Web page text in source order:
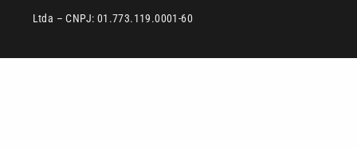
Ltda – CNPJ: 01.773.119.0001-60